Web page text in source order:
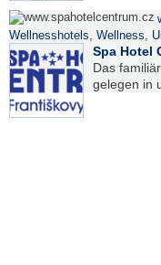
Wellnesshotels, Wellness,
Spa Hotel
Das
gelegen in